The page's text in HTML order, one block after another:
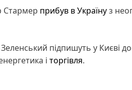
Стармер прибув в Українуз
підпишуть у Києві
і торгівля.